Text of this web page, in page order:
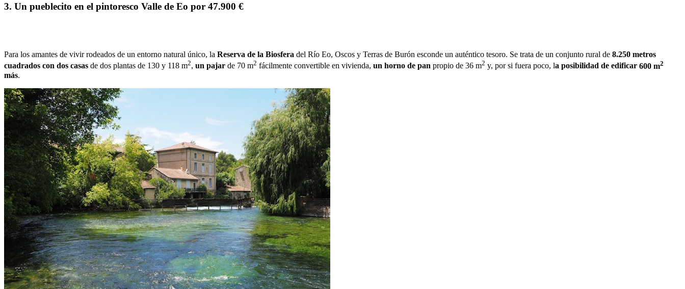
3. Un pueblecito en el pintoresco Valle de Eo por 47.900 €
Para los amantes de vivir rodeados de un entorno natural único, la Reserva de la Biosfera del Río Eo, Oscos y Terras de Burón esconde un auténtico tesoro. Se trata de un conjunto rural de 8.250 metros
cuadrados con dos casas de dos plantas de 130 y 118 m2, un pajar de 70 m2 fácilmente convertible en vivienda, un horno de pan propio de 36 m2 y, por si fuera poco, la posibilidad de edificar 600 m2
más.